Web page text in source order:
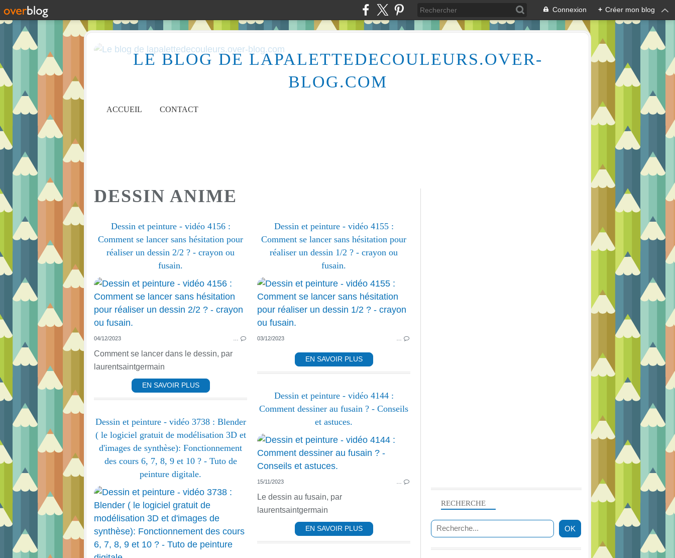
Connexion + Créer mon blog
LE BLOG DE LAPALETTEDECOULEURS.OVER-
BLOG.COM
ACCUEIL CONTACT
DESSIN ANIME
Dessin et peinture - vidéo 4156 :
Comment se lancer sans hésitation pour
réaliser un dessin 2/2 ? - crayon ou
fusain.
DESSIN ANIMÉ
PASTEL DESSIN ET FUSAIN
PASTEL ET FUSAIN
04/12/2023
Comment se lancer dans le dessin, par
laurentsaintgermain
EN SAVOIR PLUS
Dessin et peinture - vidéo 4155 :
Comment se lancer sans hésitation pour
réaliser un dessin 1/2 ? - crayon ou
fusain.
03/12/2023
EN SAVOIR PLUS
Dessin et peinture - vidéo 4144 :
Comment dessiner au fusain ? - Conseils
et astuces.
15/11/2023
Le dessin au fusain, par
laurentsaintgermain
EN SAVOIR PLUS
Dessin et peinture - vidéo 3738 : Blender
( le logiciel gratuit de modélisation 3D et
d'images de synthèse): Fonctionnement
des cours 6, 7, 8, 9 et 10 ? - Tuto de
peinture digitale.
DESSIN ANIMÉ
TECHNIQUE PEINTURE
TECHNIQUES PEINTURE
DIVERS
RECHERCHE